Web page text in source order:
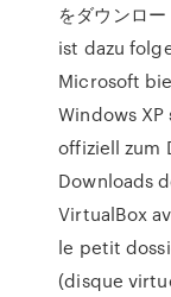
をダウンロ
ist dazu
Microsoft
Windows
offiziell zum
Downloads
VirtualBox
le petit
(disque